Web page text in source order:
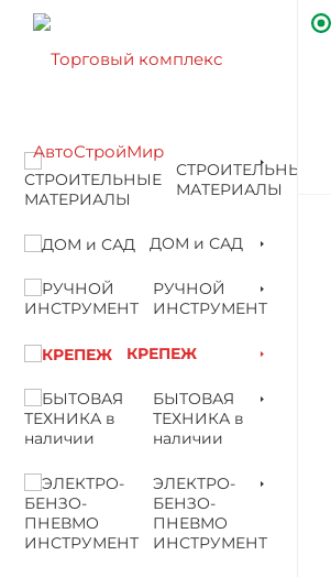
СТРОИТЕЛЬНЫЕ
МАТЕРИАЛЫ
ДОМ и САД
РУЧНОЙ
ИНСТРУМЕНТ
КРЕПЕЖ
БЫТОВАЯ
ТЕХНИКА в
наличии
ЭЛЕКТРО-
БЕНЗО-
ПНЕВМО
ИНСТРУМЕНТ